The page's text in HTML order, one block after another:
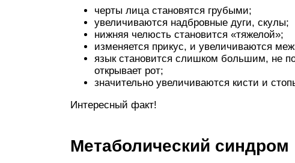
черты лица становятся грубыми;
увеличиваются надбровные дуги, скулы;
нижняя челюсть становится «тяжелой»;
изменяется прикус, и увеличиваются
язык становится слишком большим, не
открывает рот;
значительно увеличиваются кисти и
Интересный факт!
Метаболический синдром